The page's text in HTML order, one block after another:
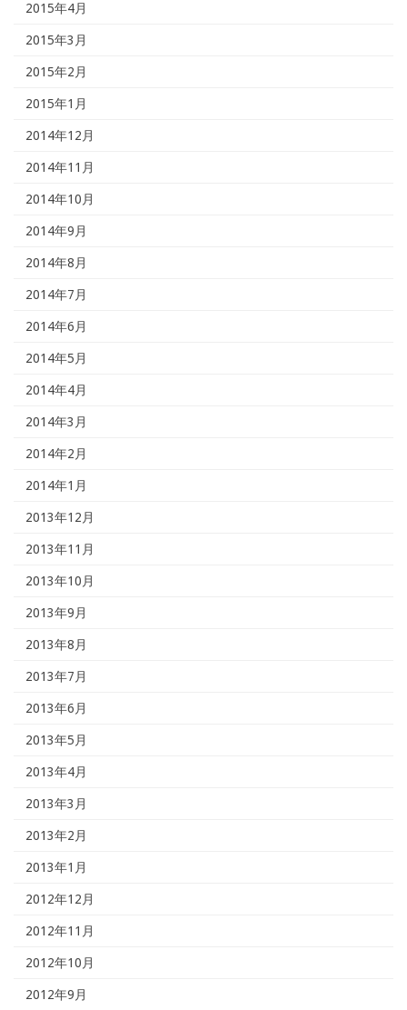
2015年4月
2015年3月
2015年2月
2015年1月
2014年12月
2014年11月
2014年10月
2014年9月
2014年8月
2014年7月
2014年6月
2014年5月
2014年4月
2014年3月
2014年2月
2014年1月
2013年12月
2013年11月
2013年10月
2013年9月
2013年8月
2013年7月
2013年6月
2013年5月
2013年4月
2013年3月
2013年2月
2013年1月
2012年12月
2012年11月
2012年10月
2012年9月